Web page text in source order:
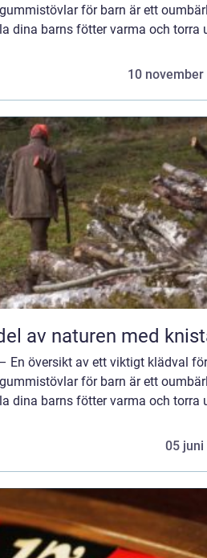
för barn är ett
dina barns fötter varma och torra
10 november
av naturen med
En översikt av ett viktigt klädval
för barn är ett
dina barns fötter varma och torra
05 juni